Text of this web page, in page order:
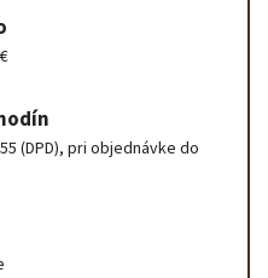
(DPD), pri objednávke do